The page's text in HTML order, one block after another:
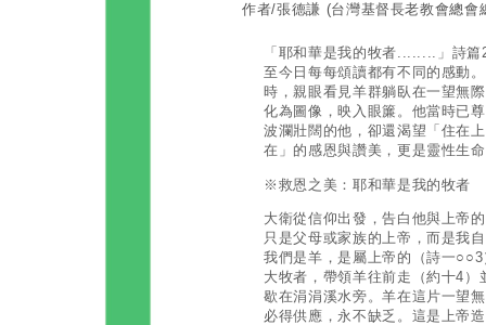
作者/張德謙 (台灣基督長老教會總會
「耶和華是我的牧者........」詩
至今日每每頌讀都有不同的感動
時，親眼看見羊群躺臥在一望無
化為圖像，映入眼簾。他當時已
波瀾壯闊的他，卻還渴望「住在
在」的感恩與讚美，更是靈性生
※救恩之美：耶和華是我的牧者
大衛從信仰出發，告白他與上帝
只是父母或家族的上帝，而是我
我們是羊，是屬上帝的（詩一
大牧者，帶領羊往前走（約十4
歇在涓涓溪水旁。羊在這片一望
必得供應，永不缺乏。這是上帝